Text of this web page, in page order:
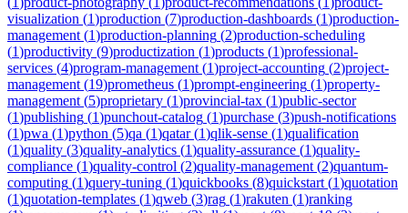
visualization (1)production (7)production-dashboards (1)production-
management (1)production-planning (2)production-scheduling
(1)productivity (9)productization (1)products (1)professional-
services (4)program-management (1)project-accounting (2)project-
management (19)prometheus (1)prompt-engineering (1)property-
management (5)proprietary (1)provincial-tax (1)public-sector
(1)publishing (1)punchout-catalog (1)purchase (3)push-notifications
(1)pwa (1)python (5)qa (1)qatar(1)qlik-sense (1)qualification
(1)quality (3)quality-analytics (1)quality-assurance (1)quality-
compliance (1)quality-control (2)quality-management (2)quantum-
computing (1)query-tuning (1)quickbooks (8)quickstart (1)quotation
(1)quotation-templates (1)qweb (3)rag (1)rakuten (1)ranking